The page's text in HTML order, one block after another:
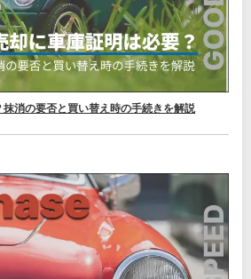
消の要否と買い替え時の手続きを解説